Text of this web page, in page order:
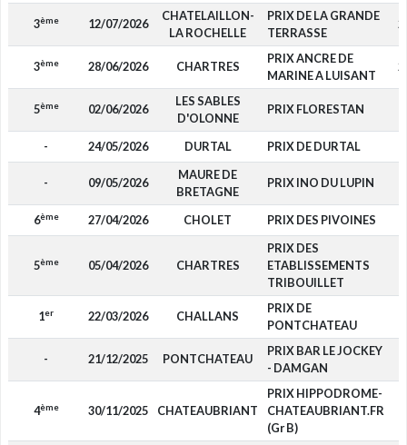
3ème 12/07/2026
CHATELAILLON-
LA ROCHELLE
PRIX DE LA GRANDE
TERRASSE
2
3ème 28/06/2026 CHARTRES
PRIX ANCRE DE
MARINE A LUISANT
2
5ème 02/06/2026
LES SABLES
D'OLONNE
PRIX FLORESTAN
- 24/05/2026 DURTAL PRIX DE DURTAL
- 09/05/2026
MAURE DE
BRETAGNE
PRIX INO DU LUPIN
6ème 27/04/2026 CHOLET PRIX DES PIVOINES
5ème 05/04/2026 CHARTRES
PRIX DES
ETABLISSEMENTS
TRIBOUILLET
1er 22/03/2026 CHALLANS
PRIX DE
PONTCHATEAU
- 21/12/2025 PONTCHATEAU
PRIX BAR LE JOCKEY
- DAMGAN
4ème 30/11/2025 CHATEAUBRIANT
PRIX HIPPODROME-
CHATEAUBRIANT.FR
(Gr B)